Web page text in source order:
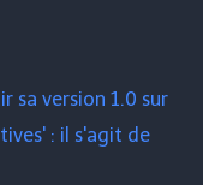
sa version 1.0 sur
: il s'agit de